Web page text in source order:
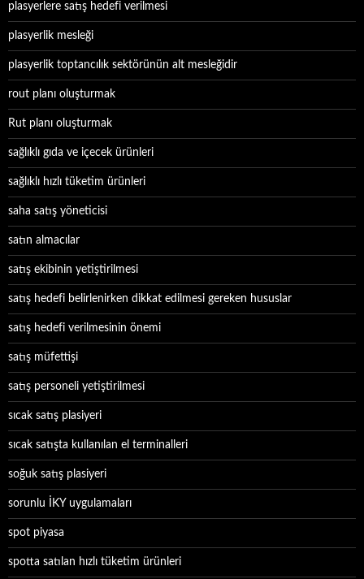
plasyerlere satış hedefi verilmesi
plasyerlik mesleği
plasyerlik toptancılık sektörünün alt mesleğidir
rout planı oluşturmak
Rut planı oluşturmak
sağlıklı gıda ve içecek ürünleri
sağlıklı hızlı tüketim ürünleri
saha satış yöneticisi
satın almacılar
satış ekibinin yetiştirilmesi
satış hedefi belirlenirken dikkat edilmesi gereken hususlar
satış hedefi verilmesinin önemi
satış müfettişi
satış personeli yetiştirilmesi
sıcak satış plasiyeri
sıcak satışta kullanılan el terminalleri
soğuk satış plasiyeri
sorunlu İKY uygulamaları
spot piyasa
spotta satılan hızlı tüketim ürünleri